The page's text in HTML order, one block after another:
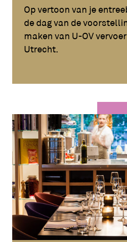
Op vertoon van je
de dag van de
maken van U-OV
Utrecht.